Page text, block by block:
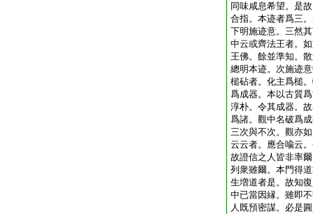
同味咸息希望。是
合指。本迹者爲三
下明施迹意。三然
中云或齊法王者。
王佛。餘並準知。
總明本迹。次施迹
槌砧者。化主爲槌
爲成器。本以古質
淳朴。令其成器。
爲諸。觀中名破爲
三次與不次。觀亦
云云者。應合喩云
故證信之人皆非率
列衆雖爾。本門得
生増道者是。故知
中已當因縁。雖即
人既預密謀。必是